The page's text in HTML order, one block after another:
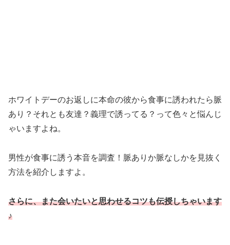
ホワイトデーのお返しに本命の彼から食事に誘われたら脈
あり？それとも友達？義理で誘ってる？って色々と悩んじ
ゃいますよね。
男性が食事に誘う本音を調査！脈ありか脈なしかを見抜く
方法を紹介しますよ。
さらに、また会いたいと思わせるコツも伝授しちゃいます
♪